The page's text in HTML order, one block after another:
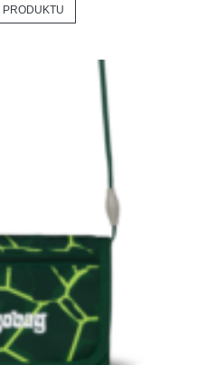
PRODUKTU